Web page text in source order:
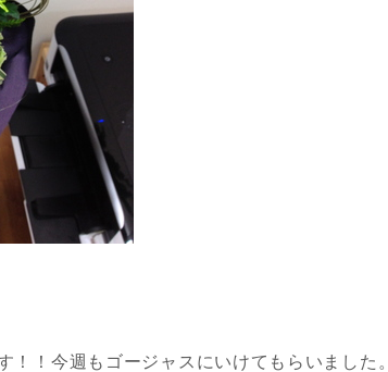
！！今週もゴージャスにいけてもらいました。